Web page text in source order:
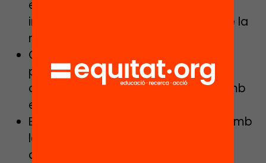
els seus pensaments, idees,
interpretacions i representacions de la
realitat tenen valor?
Conviden els alumnes a fer-se
preguntes, a imaginar, a sentir-se
compromesos amb la temàtica i amb
el grup?
Estableix connexions amb l’entorn, amb
la realitat, amb la institució partner,
amb les persones i amb les idees?